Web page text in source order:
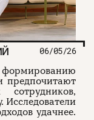
06/05/26
предпочитают
Исследователи
удачнее.